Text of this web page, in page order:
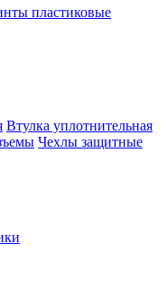
пластиковые
Втулка уплотнительная
Чехлы защитные